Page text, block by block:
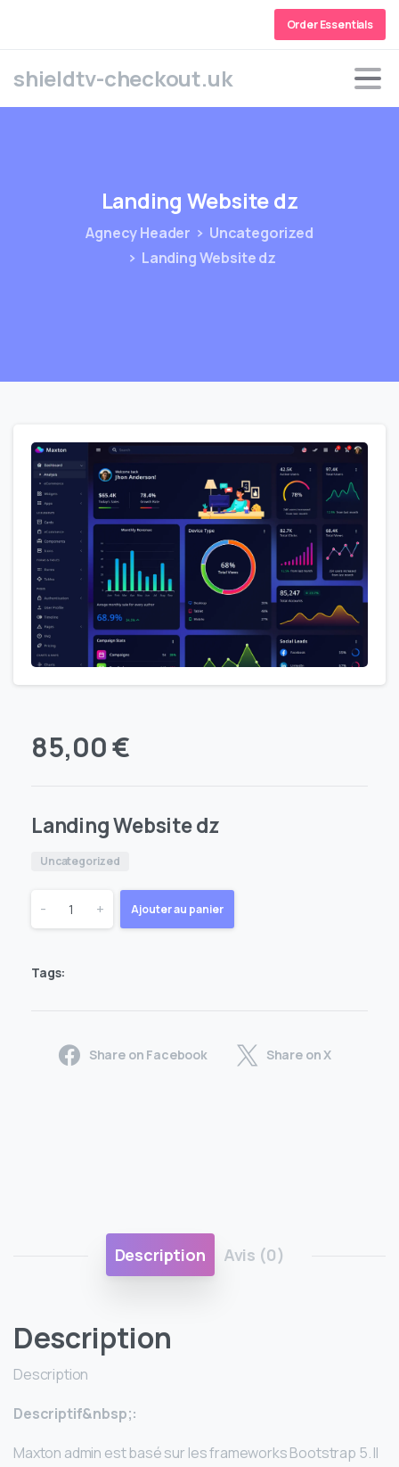
Order Essentials
shieldtv-checkout.uk
Landing Websitedz
Agnecy Header
Uncategorized
Landing Website dz
85,00€
Landing Website dz
Uncategorized
Landing
dz
- + Ajouter au panier
Tags:
Share on Facebook Share on X
Description Avis (0)
Description
Description
Descriptif&nbsp;:
Maxton admin est basé sur les frameworks Bootstrap 5. Il